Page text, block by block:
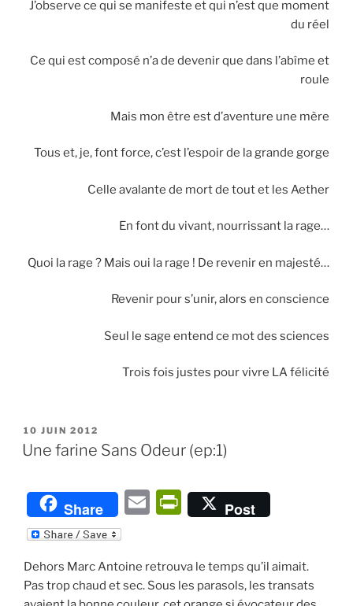
J’observe ce qui se manifeste et qui n’est que moment
du réel
Ce qui est composé n’a de devenir que dans l’abîme et
roule
Mais mon être est d’aventure une mère
Tous et, je, font force, c’est l’espoir de la grande gorge
Celle avalante de mort de tout et les Aether
En font du vivant, nourrissant la rage…
Quoi la rage ? Mais oui la rage ! De revenir en majesté…
Revenir pour s’unir, alors en conscience
Seul le sage entend ce mot des sciences
Trois fois justes pour vivre LA félicité
PUBLIÉ
LE
10 JUIN 2012
Une farine Sans Odeur (ep:1)
Share
E
l
P
ri
Fr
Post
Dehors Marc Antoine retrouva le temps qu’il aimait.
Pas trop chaud et sec. Sous les parasols, les transats